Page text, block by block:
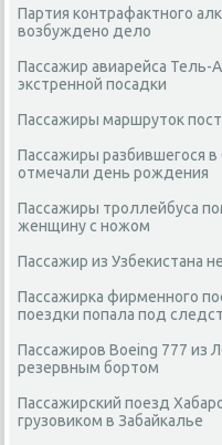
Партия контрафактного
возбуждено дело
Пассажир авиарейса Тель-
экстренной посадки
Пассажиры маршруток
Пассажиры разбившегося
отмечали день рождения
Пассажиры троллейбуса
женщину с ножом
Пассажир из Узбекистана
Пассажирка фирменного
поездки попала под
Пассажиров Boeing 777 из
резервным бортом
Пассажирский поезд
грузовиком в Забайкалье